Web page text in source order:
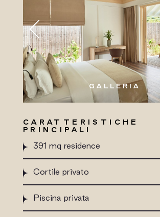
GALLERIA
CARATTERISTICHE
PRINCIPALI
391 mq residence
Cortile privato
Piscina privata